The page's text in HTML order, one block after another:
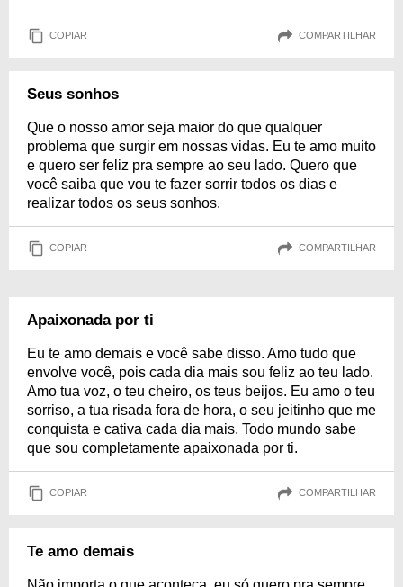
COPIAR COMPARTILHAR
Seus sonhos
Que o nosso amor seja maior do que qualquer
problema que surgir em nossas vidas. Eu te amo muito
e quero ser feliz pra sempre ao seu lado. Quero que
você saiba que vou te fazer sorrir todos os dias e
realizar todos os seus sonhos.
COPIAR COMPARTILHAR
Apaixonada por ti
Eu te amo demais e você sabe disso. Amo tudo que
envolve você, pois cada dia mais sou feliz ao teu lado.
Amo tua voz, o teu cheiro, os teus beijos. Eu amo o teu
sorriso, a tua risada fora de hora, o seu jeitinho que me
conquista e cativa cada dia mais. Todo mundo sabe
que sou completamente apaixonada por ti.
COPIAR COMPARTILHAR
Te amo demais